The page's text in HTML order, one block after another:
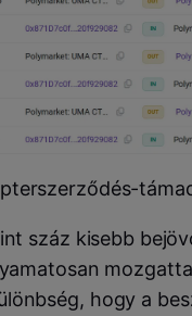
száz kisebb
hogy a